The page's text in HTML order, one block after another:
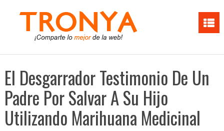
El Desgarrador Testimonio De Un
Padre Por Salvar A Su Hijo
Utilizando Marihuana Medicinal